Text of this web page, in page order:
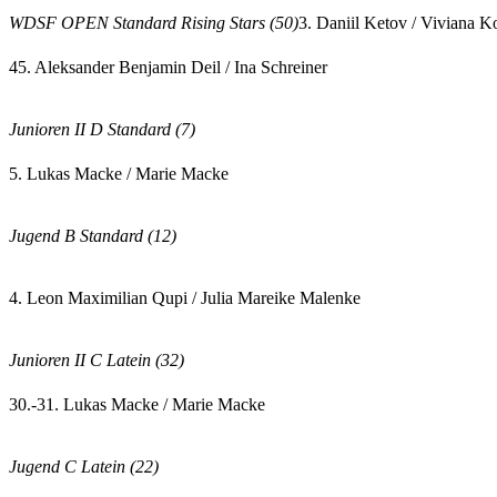
WDSF OPEN Standard Rising Stars (50)3. Daniil Ketov / Viviana
45. Aleksander Benjamin Deil / Ina Schreiner
Junioren II D Standard (7)
5. Lukas Macke / Marie Macke
Jugend B Standard (12)
4. Leon Maximilian Qupi / Julia Mareike Malenke
Junioren II C Latein (32)
30.-31. Lukas Macke / Marie Macke
Jugend C Latein (22)